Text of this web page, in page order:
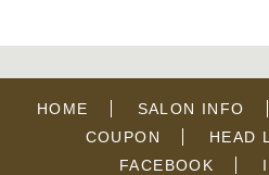
HOME SALON INFO
COUPON
HEAD
FACEBOOK